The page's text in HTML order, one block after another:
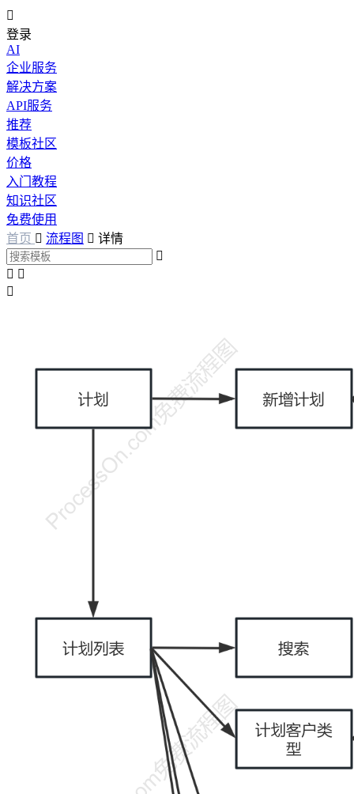

登录
AI
企业服务
解决方案
API服务
推荐
模板社区
价格
入门教程
知识社区
免费使用
首页  流程图  详情

 
